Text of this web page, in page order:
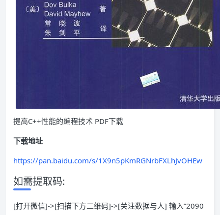
提高C++性能的编程技术 PDF下载
下载地址
https://pan.baidu.com/s/1X9n5pKmRGNrbFXLhJvOHEw
如需提取码:
[打开微信]->[扫描下方二维码]->[关注数据与人] 输入”2090